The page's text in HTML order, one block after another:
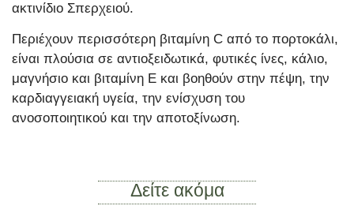
ακτινίδιο Σπερχειού.
Περιέχουν περισσότερη βιταμίνη C από το πορτοκάλι,
είναι πλούσια σε αντιοξειδωτικά, φυτικές ίνες, κάλιο,
μαγνήσιο και βιταμίνη Ε και βοηθούν στην πέψη, την
καρδιαγγειακή υγεία, την ενίσχυση του
ανοσοποιητικού και την αποτοξίνωση.
Δείτε ακόμα